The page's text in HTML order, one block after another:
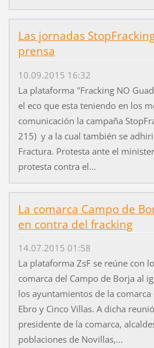
Las jornadas
prensa
10.09.2015 16:32
La plataforma "Fracking NO
el eco que esta teniendo en los
comunicación la campaña
215) y a la cual también se
Fractura. Protesta ante el
protesta contra el...
La comarca Campo de
en contra del fracking
14.07.2015 01:58
La plataforma ZsF se reúne con
comarca del Campo de Borja al
los ayuntamientos de la comarca
Ebro y Cinco Villas. A dicha
presidente de la comarca,
poblaciones de Novillas,...